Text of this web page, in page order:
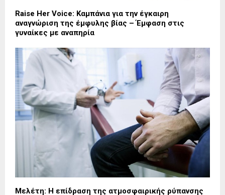
Raise Her Voice: Καμπάνια για την έγκαιρη
αναγνώριση της έμφυλης βίας – Έμφαση στις
γυναίκες με αναπηρία
Μελέτη: Η επίδραση της ατμοσφαιρικής ρύπανσης